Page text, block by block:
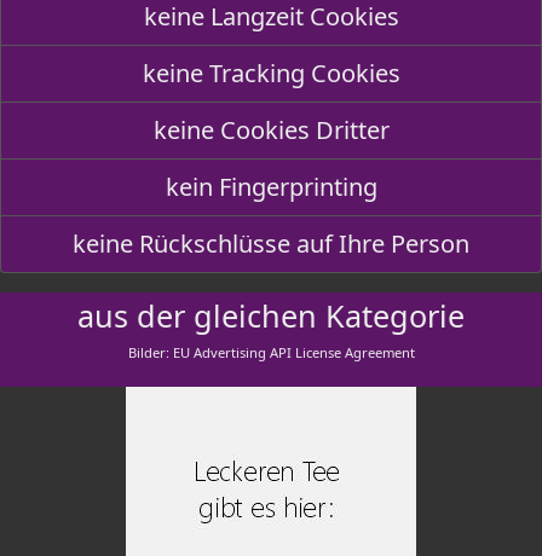
keine Langzeit Cookies
keine Tracking Cookies
keine Cookies Dritter
kein Fingerprinting
keine Rückschlüsse auf Ihre Person
aus der gleichen Kategorie
Bilder: EU Advertising API License Agreement